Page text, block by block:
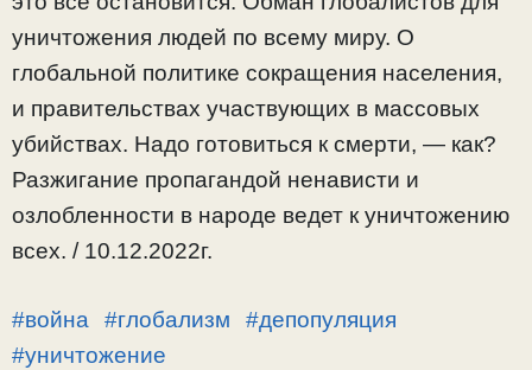
уничтожения людей по всему миру. О
глобальной политике сокращения населения,
и правительствах участвующих в массовых
убийствах. Надо готовиться к смерти, — как?
Разжигание пропагандой ненависти и
озлобленности в народе ведет к уничтожению
всех. / 10.12.2022г.
#война #глобализм
#депопуляция
#уничтожение